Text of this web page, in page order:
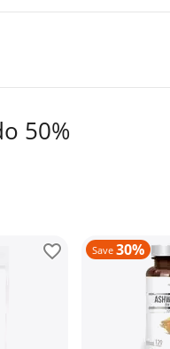
50%
Save 30%